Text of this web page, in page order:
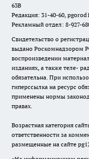
63В
Редакция: 31-40-60,
Рекламный отдел: 8-927-
Свидетельство о
выдано Роскомнадзором
воспроизведении
изданиях, а также теле-
обязательна. При
гиперссылка на ресурс
применены нормы
правах.
Возрастная категория
ответственности за
размещенные на сайте